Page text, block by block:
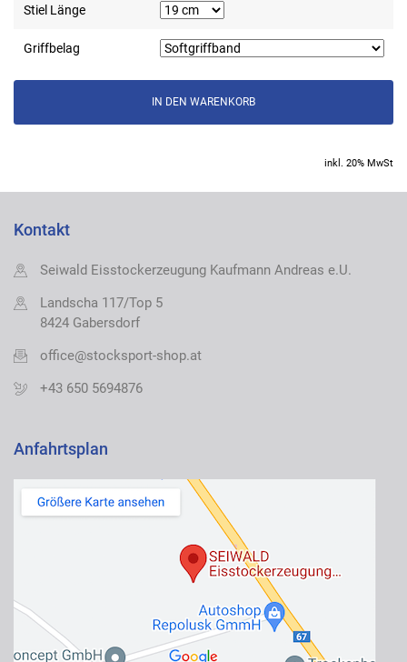
Stiel Länge
Griffbelag
inkl. 20% MwSt
Kontakt
Seiwald Eisstockerzeugung Kaufmann Andreas e.U.
Landscha 117/Top 5
8424 Gabersdorf
office@stocksport-shop.at
+43 650 5694876
Anfahrtsplan